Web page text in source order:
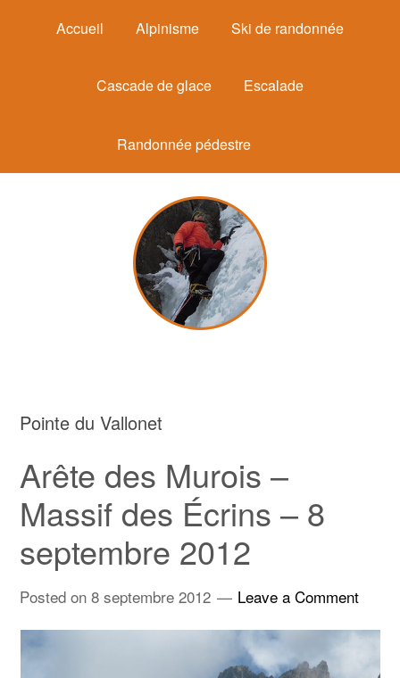
Accueil Alpinisme Ski de randonnée
Cascade de glace Escalade
Randonnée pédestre
Pointe du Vallonet
Arête des Murois –
Massif des Écrins – 8
septembre 2012
Posted on8 septembre 2012 Leave a Comment